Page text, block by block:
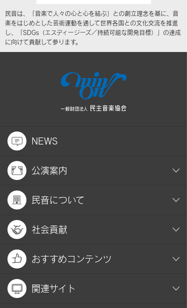
民音は、「音楽で人々の心と心を結ぶ」との創立理念を基に、音
楽をはじめとした芸術運動を通して世界各国との文化交流を推進
し、「SDGs（エスディージーズ／持続可能な開発目標）」の達成
に向けて貢献して参ります。
NEWS
公演案内
民音について
社会貢献
おすすめコンテンツ
関連サイト